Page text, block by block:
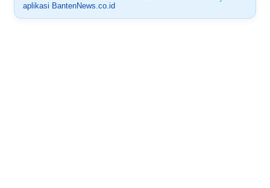
aplikasi BantenNews.co.id